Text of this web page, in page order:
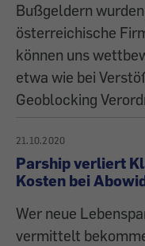
Bußgeldern
österreichische
können uns
etwa wie bei
Geoblocking
21.10.2020
Parship verliert
Kosten bei
Wer neue
vermittelt